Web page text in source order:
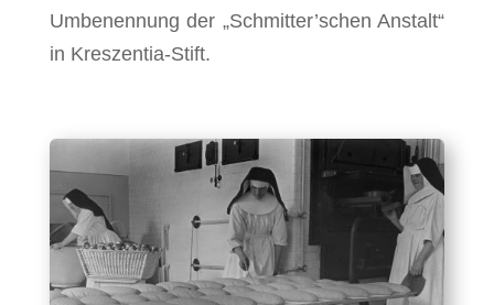
Umbenennung der „Schmitter’schen Anstalt“
in Kreszentia-Stift.